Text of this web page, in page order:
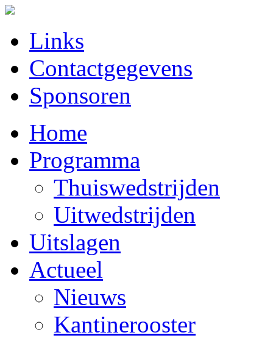
Links
Contactgegevens
Sponsoren
Home
Programma
Thuiswedstrijden
Uitwedstrijden
Uitslagen
Actueel
Nieuws
Kantinerooster